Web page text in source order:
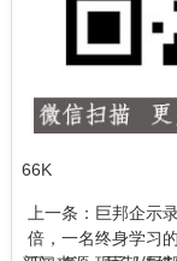
66K
上一条： 巨邦企示
倍，一名终身学习